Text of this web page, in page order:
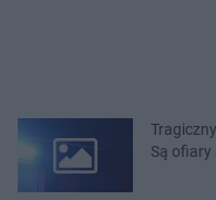
Są ofiary